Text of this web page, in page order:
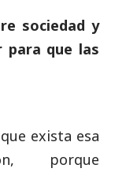
sociedad y
para que las
exista esa
porque